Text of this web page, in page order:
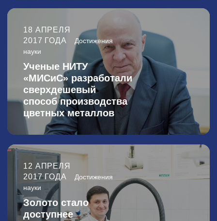
18 АПРЕЛЯ
2017 ГОДА
Достижения
науки
Ученые НИТУ
«МИСиС» разработали
сверхдешевый
способ производства
цветных металлов
12 АПРЕЛЯ
2017 ГОДА
Достижения
науки
Золото стало
доступнее